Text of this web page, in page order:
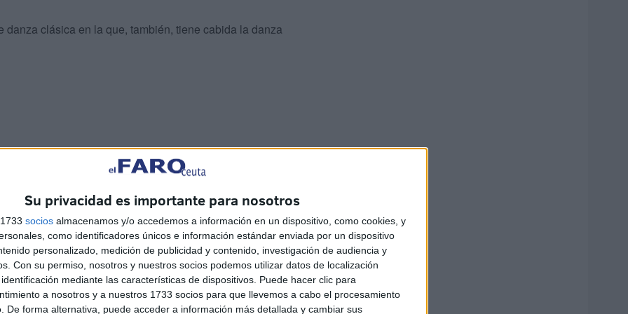
Su privacidad es importante para nosotros
socios almacenamos y/o accedemos a información en un dispositivo, como cookies, y
como identificadores únicos e información estándar enviada por un dispositivo
personalizado, medición de publicidad y contenido, investigación de audiencia y
Con su permiso, nosotros y nuestros socios podemos utilizar datos de localización
mediante las características de dispositivos. Puede hacer clic para
a nosotros y a nuestros 1733 socios para que llevemos a cabo el procesamiento
De forma alternativa, puede acceder a información más detallada y cambiar sus
danza clásica en la que, también, tiene cabida la danza
lleno. En la sala sonaba una sintonía propia del
en lo que se avecinada.
pantalla gigante apareció un vídeo narrando la historia